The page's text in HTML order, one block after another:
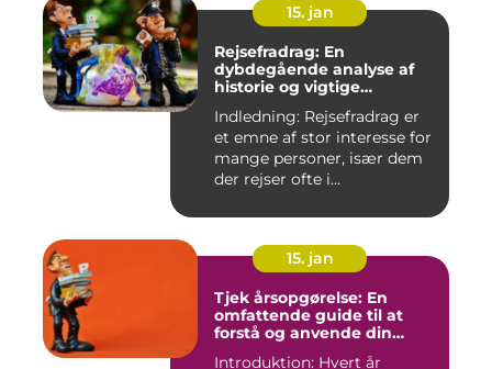
15. jan
Rejsefradrag: En
dybdegående analyse af
historie og vigtige
Indledning: Rejsefradrag er
et emne af stor interesse for
mange personer, især dem
der rejser ofte i...
15. jan
Tjek årsopgørelse: En
omfattende guide til at
forstå og anvende din
Introduktion: Hvert år